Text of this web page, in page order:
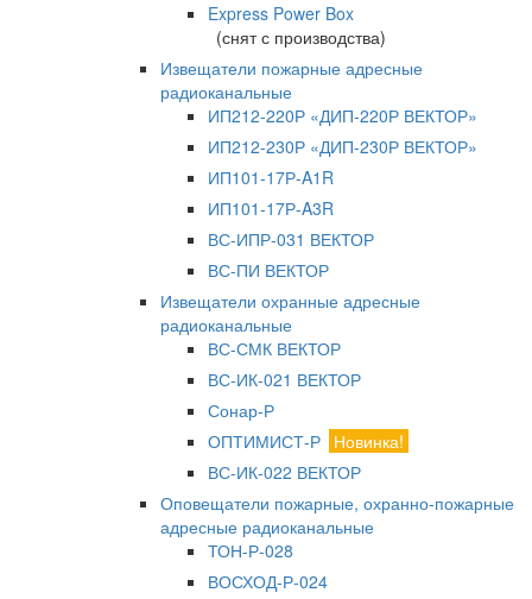
Express Power Box
(снят с производства)
Извещатели пожарные адресные
радиоканальные
ИП212-220Р «ДИП-220Р ВЕКТОР»
ИП212-230Р «ДИП-230Р ВЕКТОР»
ИП101-17Р-A1R
ИП101-17Р-A3R
ВС-ИПР-031 ВЕКТОР
ВС-ПИ ВЕКТОР
Извещатели охранные адресные
радиоканальные
ВС-СМК ВЕКТОР
ВС-ИК-021 ВЕКТОР
Сонар-Р
ОПТИМИСТ-Р Новинка!
ВС-ИК-022 ВЕКТОР
Оповещатели пожарные, охранно-пожарные
адресные радиоканальные
ТОН-Р-028
ВОСХОД-Р-024